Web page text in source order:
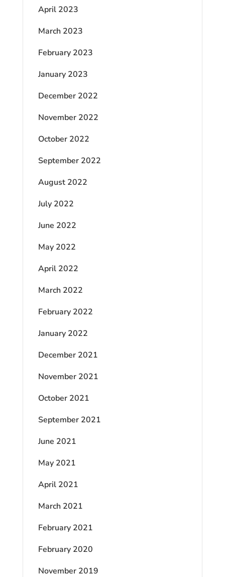
April 2023
March 2023
February 2023
January 2023
December 2022
November 2022
October 2022
September 2022
August 2022
July 2022
June 2022
May 2022
April 2022
March 2022
February 2022
January 2022
December 2021
November 2021
October 2021
September 2021
June 2021
May 2021
April 2021
March 2021
February 2021
February 2020
November 2019